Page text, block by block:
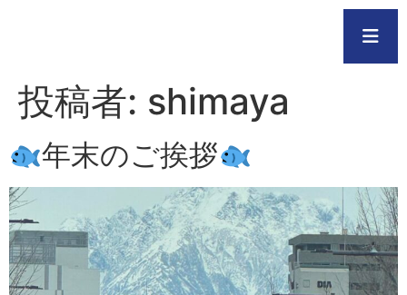
投稿者: shimaya
年末のご挨拶